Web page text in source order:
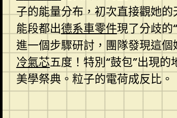
子的能量分布，初次直接觀她
能段都出德系車零件現了分歧的
進一個步驟研討，團隊發現這
冷氣芯五度！特別“鼓包”出現
美學祭典。粒子的電荷成反比。